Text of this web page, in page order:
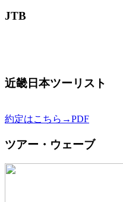
JTB
近畿日本ツーリスト
約定はこちら→PDF
ツアー・ウェーブ